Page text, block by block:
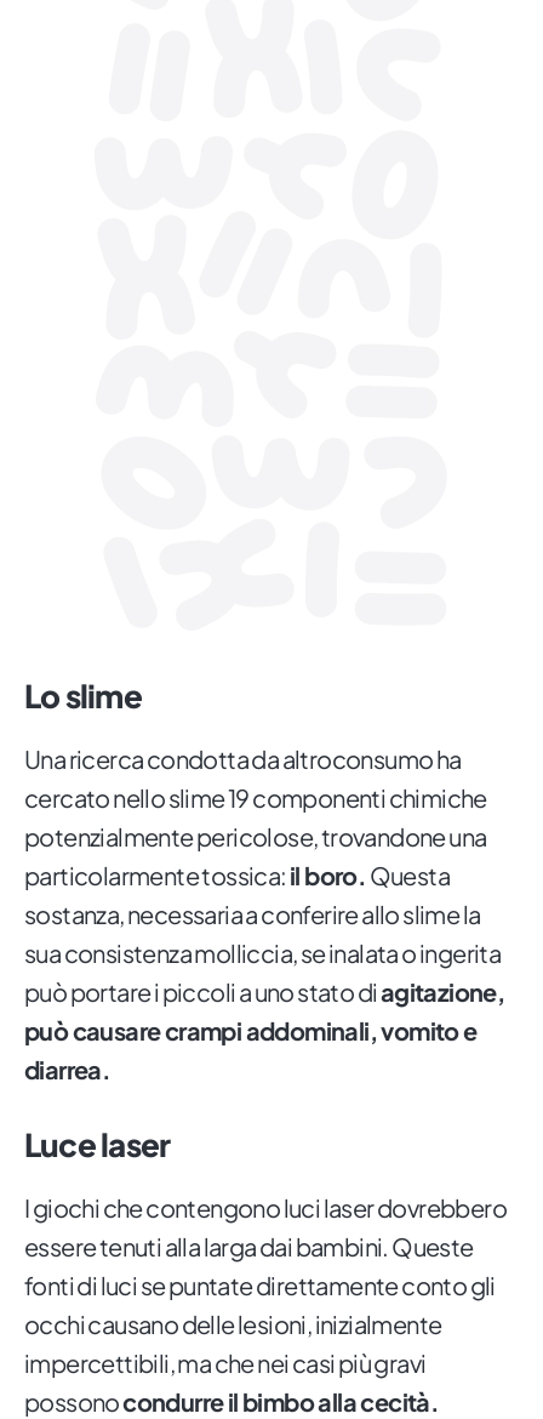
Lo slime
Una ricerca condotta da altroconsumo ha
cercato nello slime 19 componenti chimiche
potenzialmente pericolose, trovandone una
particolarmente tossica: il boro. Questa
sostanza, necessaria a conferire allo slime la
sua consistenza molliccia, se inalata o ingerita
può portare i piccoli a uno stato diagitazione,
può causare crampi addominali, vomito e
diarrea.
Luce laser
I giochi che contengono luci laser dovrebbero
essere tenuti alla larga dai bambini. Queste
fonti di luci se puntate direttamente conto gli
occhi causano delle lesioni, inizialmente
impercettibili, ma che nei casi più gravi
possonocondurre il bimbo alla cecità.